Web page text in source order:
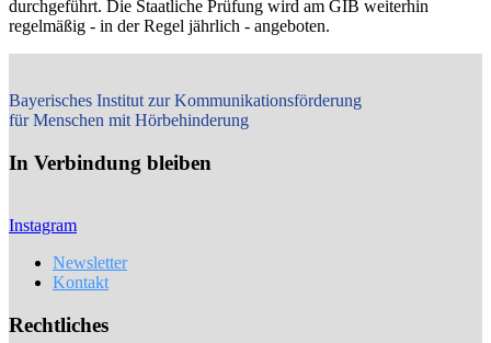
durchgeführt. Die Staatliche Prüfung wird am GIB weiterhin
regelmäßig - in der Regel jährlich - angeboten.
Bayerisches Institut zur Kommunikationsförderung
für Menschen mit Hörbehinderung
In Verbindung bleiben
Instagram
Newsletter
Kontakt
Rechtliches